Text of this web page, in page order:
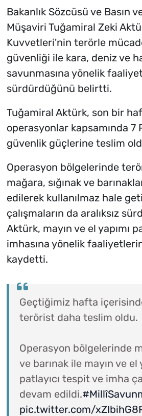
Bakanlık Sözcüsü ve Basın
Müşaviri Tuğamiral Zeki
Kuvvetleri'nin terörle
güvenliği ile kara, deniz ve
savunmasına yönelik
sürdürdüğünü belirtti.
Tuğamiral Aktürk, son bir
operasyonlar kapsamında 7
güvenlik güçlerine teslim
Operasyon bölgelerinde
mağara, sığınak ve
edilerek kullanılmaz hale
çalışmaların da aralıksız
Aktürk, mayın ve el yapımı
imhasına yönelik
kaydetti.
Geçtiğimiz hafta
terörist daha teslim oldu.
Operasyon bölgelerinde
ve barınak ile mayın ve el
patlayıcı tespit ve imha
devam edildi.
pic.twitter.com/